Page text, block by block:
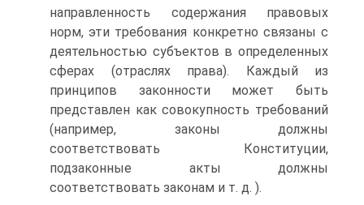
направленность содержания правовых
норм, эти требования конкретно связаны с
деятельностью субъектов в определенных
сферах (отраслях права). Каждый из
принципов законности может быть
представлен как совокупность требований
(например, законы должны
соответствовать Конституции,
подзаконные акты должны
соответствовать законам и т. д. ).